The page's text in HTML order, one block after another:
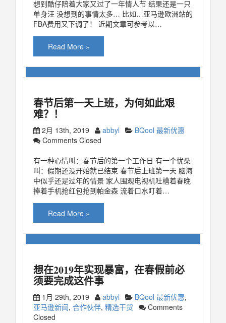
想到酷仔陪着大家又过了一年情人节 结果还是一只
单身汪 没想到的事情太多… 比如…亚马逊欧洲站的
FBA费用又下调了！ 近期文章可参考以…
Read More »
春节后第一天上班，为何如此艰
难？！
2月 13th, 2019 abbyl
BQool 最新优惠
Comments Closed
有一种心情叫：春节后的第一个工作日 有一个忧桑
叫：假期还没开始就已结束 春节后上班第一天 脑海
中似乎还是过年的情景 家人围观电视机吐槽着春晚
捧着手机抢红包抢到帕金森 流着口水盯着…
Read More »
想在2019年实现暴富，在春假前必
须要完成这件事
1月 29th, 2019 abbyl BQool 最新优惠,
亚马逊新闻, 合作伙伴, 精选干货
Comments
Closed